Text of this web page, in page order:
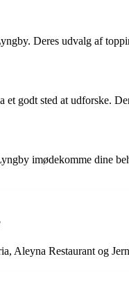
Deres udvalg af
godt sted at udforske.
imødekomme dine
Aleyna Restaurant og